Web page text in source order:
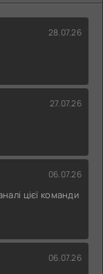
28.07.26
27.07.26
06.07.26
цієї команди
06.07.26